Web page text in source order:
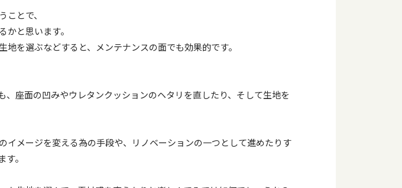
とで、
と思います。
を選ぶなどすると、メンテナンスの面でも効果的です。
、座面の凹みやウレタンクッションのヘタリを直したり、そして生地を
イメージを変える為の手段や、リノベーションの一つとして進めたりす
。